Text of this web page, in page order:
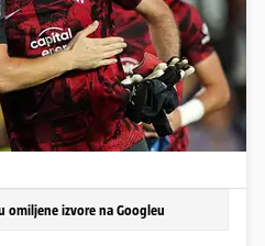
omiljene izvore na Googleu